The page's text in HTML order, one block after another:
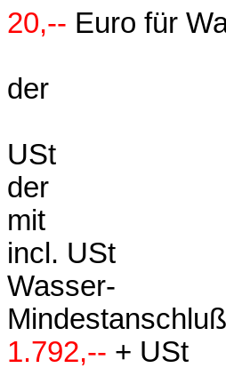
20,-- Euro für
der
USt
der
mit
incl. USt
Wasser-
1.792,-- + USt